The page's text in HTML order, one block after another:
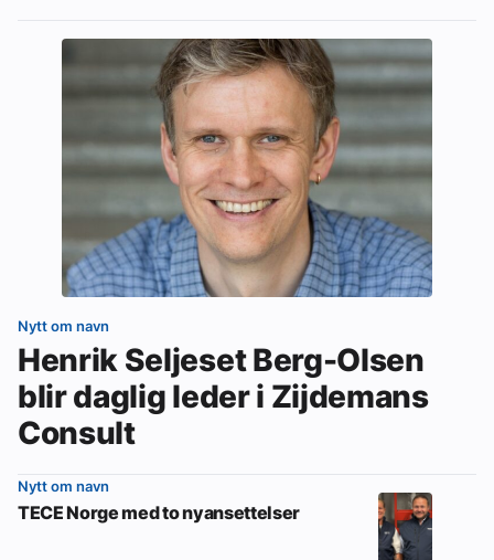
Nytt om navn
Henrik Seljeset Berg-Olsen
blir daglig leder i Zijdemans
Consult
Nytt om navn
TECE Norge med to nyansettelser